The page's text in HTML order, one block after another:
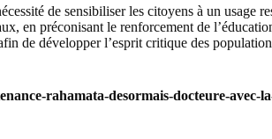
de sensibiliser les citoyens à un usage
en préconisant le renforcement de
de développer l’esprit critique des
rahamata-desormais-docteure-avec-